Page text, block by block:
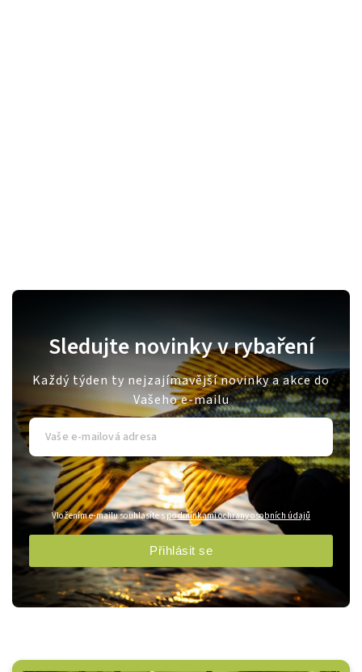
Sledujte novinky v rybaření
Každý týden ty nejzajímavější novinky a akce do
Vašeho e-mailu
Vložením e-mailu souhlasíte spodmínkami ochrany osobních údajů
Přihlásit se